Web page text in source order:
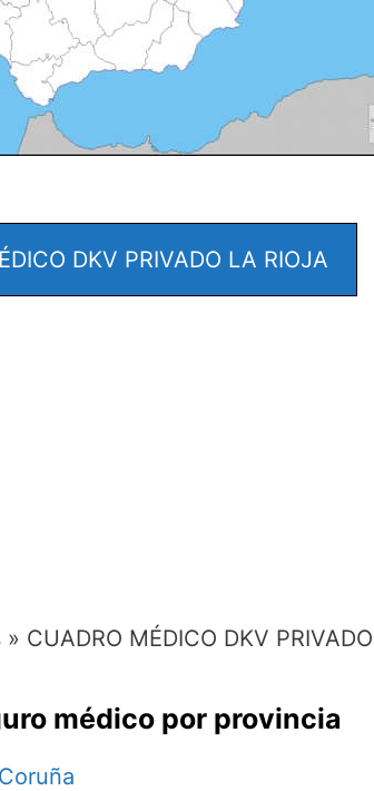
DKV PRIVADO LA RIOJA
» CUADRO MÉDICO DKV
médico por provincia